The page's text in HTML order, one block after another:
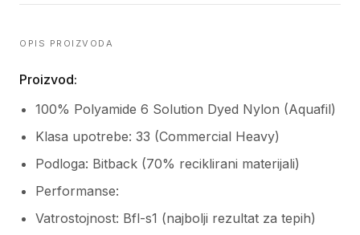
OPIS PROIZVODA
Proizvod:
100% Polyamide 6 Solution Dyed Nylon (Aquafil)
Klasa upotrebe: 33 (Commercial Heavy)
Podloga: Bitback (70% reciklirani materijali)
Performanse:
Vatrostojnost: Bfl-s1 (najbolji rezultat za tepih)